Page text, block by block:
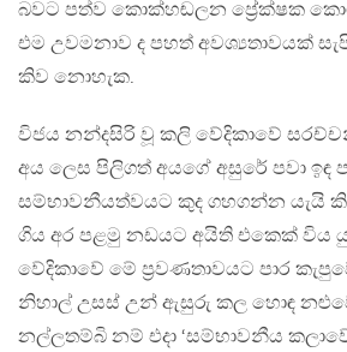
බවට පත්ව කොක්හඬලන ප්‍රේක්ෂක
එම උවමනාව ද පහත් අවශ්‍යතාවයක්
කිව නොහැක.
විජය නන්දසිරි වූ කලි වේදිකාවේ
අය ලෙස පිලිගත් අයගේ අසුරේ පවා ඉඳ
සම්භාවනීයත්වයට කුද ගහගන්න යැයි
ගිය අර පළමු නඩයට අයිති එකෙක් විය
වේදිකාවේ මේ ප්‍රවණතාවයට පාර
නිහාල් උසස් උන් ඇසුරු කල හොඳ
නල්ලතම්බි නම් එදා ‘සම්භාවනීය